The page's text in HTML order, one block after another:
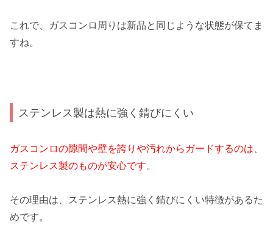
これで、ガスコンロ周りは新品と同じような状態が保てま
すね。
ステンレス製は熱に強く錆びにくい
ガスコンロの隙間や壁を誇りや汚れからガードするのは、
ステンレス製のものが安心です。
その理由は、ステンレス熱に強く錆びにくい特徴があるた
めです。